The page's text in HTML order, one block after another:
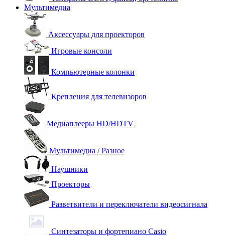
Мультимедиа
Аксессуары для проекторов
Игровые консоли
Компьютерные колонки
Крепления для телевизоров
Медиаплееры HD/HDTV
Мультимедиа / Разное
Наушники
Проекторы
Разветвители и переключатели видеосигнала
Синтезаторы и фортепиано Casio